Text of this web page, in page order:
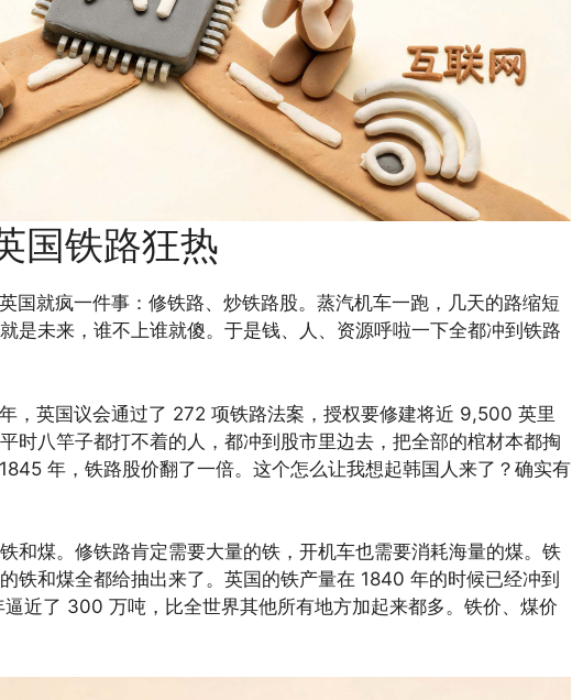
国铁路狂热
国就疯一件事：修铁路、炒铁路股。蒸汽机车一跑，几天的路缩短
是未来，谁不上谁就傻。于是钱、人、资源呼啦一下全都冲到铁路
，英国议会通过了 272 项铁路法案，授权要修建将近 9,500 英里
时八竿子都打不着的人，都冲到股市里边去，把全部的棺材本都掏
年，铁路股价翻了一倍。这个怎么让我想起韩国人来了？确实有
和煤。修铁路肯定需要大量的铁，开机车也需要消耗海量的煤。铁
铁和煤全都给抽出来了。英国的铁产量在 1840 年的时候已经冲到
近了 300 万吨，比全世界其他所有地方加起来都多。铁价、煤价